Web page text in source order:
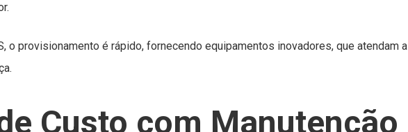
o provisionamento é rápido, fornecendo equipamentos inovadores, que atendam a
Custo com Manutenção